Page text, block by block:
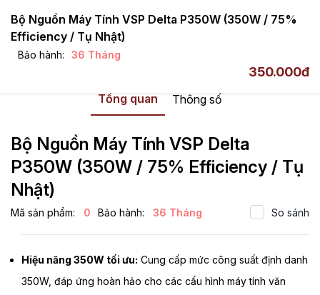
Bộ Nguồn Máy Tính VSP Delta P350W (350W / 75%
Efficiency / Tụ Nhật)
Bảo hành: 36 Tháng
350.000đ
Tổng quan Thông số
Bộ Nguồn Máy Tính VSP Delta
P350W (350W / 75% Efficiency / Tụ
Nhật)
Mã sản phẩm: 0 Bảo hành: 36 Tháng So sánh
Hiệu năng 350W tối ưu: Cung cấp mức công suất định danh
350W, đáp ứng hoàn hảo cho các cấu hình máy tính văn